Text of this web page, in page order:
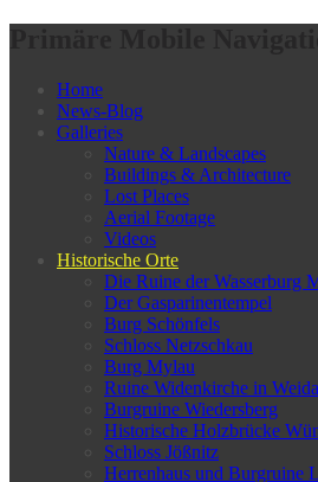
Home
News-Blog
Galleries
Nature & Landscapes
Buildings & Architecture
Lost Places
Aerial Footage
Videos
Historische Orte
Die Ruine der Wasserburg
Der Gasparinentempel
Burg Schönfels
Schloss Netzschkau
Burg Mylau
Ruine Widenkirche in Weida
Burgruine Wiedersberg
Historische Holzbrücke
Schloss Jößnitz
Herrenhaus und Burgruine